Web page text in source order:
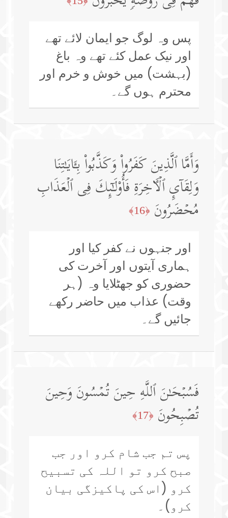
پس وہ لوگ جو ایمان لائے تھے
اور نیک عمل کئے تھے وہ باغ
(بہشت) میں خوش و خرم اور
محترم ہوں گے۔
وَأَمَّا ٱلَّذِینَ كَفَرُوا۟ وَكَذَّبُوا۟ بِـَٔایَـٰتِنَا
وَلِقَاۤىِٕ ٱلۡـَٔاخِرَةِ فَأُو۟لَـٰۤىِٕكَ فِی ٱلۡعَذَابِ
مُحۡضَرُونَ ﴿16﴾
اور جنہوں نے کفر کیا اور
ہماری آیتوں اور آخرت کی
حضوری کو جھٹلایا وہ (ہر
وقت) عذاب میں حاضر رکھے
جائیں گے۔
فَسُبۡحَـٰنَ ٱللَّهِ حِینَ تُمۡسُونَ وَحِینَ
تُصۡبِحُونَ ﴿17﴾
پس تم جب شام کرو اور جب
صبح کرو تو اللہ کی تسبیح
کرو (اس کی پاکیزگی بیان
کرو)۔